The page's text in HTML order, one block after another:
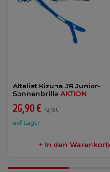
Altalist Kizuna JR Junior-
Sonnenbrille AKTION
26,90 € 42,40 €
auf Lager
+ In den Warenkorb